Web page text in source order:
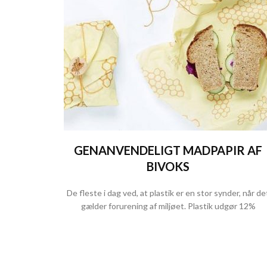
GENANVENDELIGT MADPAPIR AF
BIVOKS
De fleste i dag ved, at plastik er en stor synder, når
gælder forurening af miljøet. Plastik udgør 12%